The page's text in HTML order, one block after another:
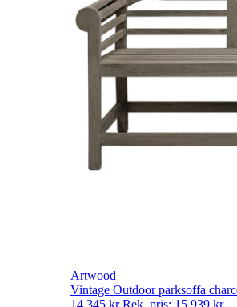
Artwood
Vintage Outdoor parksoffa
14 345 kr Rek. pris: 15 939 kr